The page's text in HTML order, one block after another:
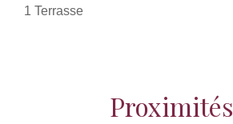
1 Terrasse
Proximités